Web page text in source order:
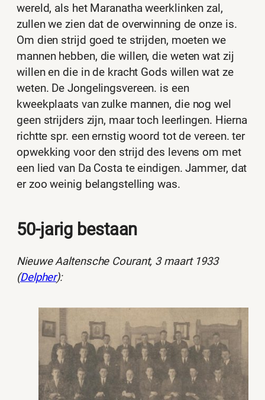
wereld, als het Maranatha weerklinken zal,
zullen we zien dat de overwinning de onze is.
Om dien strijd goed te strijden, moeten we
mannen hebben, die willen, die weten wat zij
willen en die in de kracht Gods willen wat ze
weten. De Jongelingsvereen. is een
kweekplaats van zulke mannen, die nog wel
geen strijders zijn, maar toch leerlingen. Hierna
richtte spr. een ernstig woord tot de vereen. ter
opwekking voor den strijd des levens om met
een lied van Da Costa te eindigen. Jammer, dat
er zoo weinig belangstelling was.
50-jarig bestaan
Nieuwe Aaltensche Courant, 3 maart 1933
(Delpher):